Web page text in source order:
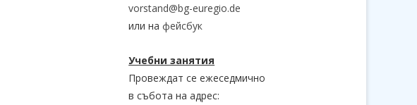
vorstand@bg-euregio.de
или нафейсбук
Учебни занятия
Провеждат се ежеседмично
в събота на адрес: